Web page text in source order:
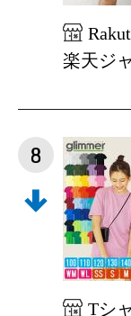
楽天ジ
8
Tシ